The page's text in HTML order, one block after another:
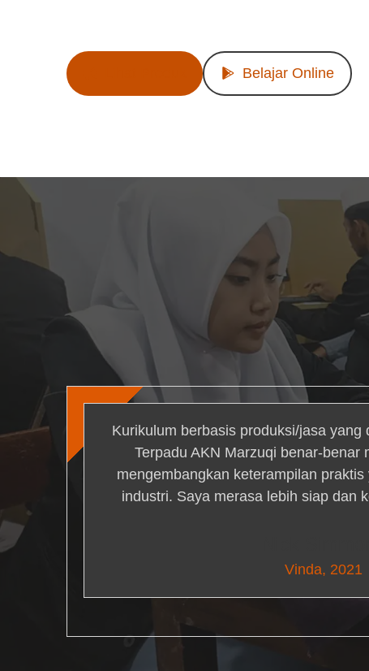
Belajar Online
Kurikulum berbasis produksi/jasa yang
Terpadu AKN Marzuqi benar-benar
mengembangkan keterampilan
industri. Saya merasa lebih siap dan
Vinda, 2021